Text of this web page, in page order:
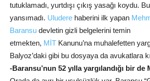
tutuklamadı, yurtdışı çıkış yasağı koydu.
yansımadı. Uludere haberini ilk yapan
Baransu devletin gizli belgelerini temin
etmekten, MİT Kanunu’na muhalefetten
Balyoz’daki gibi bu dosyaya da avukatlara
-Baransu’nun 52 yılla yargılandığı bir de